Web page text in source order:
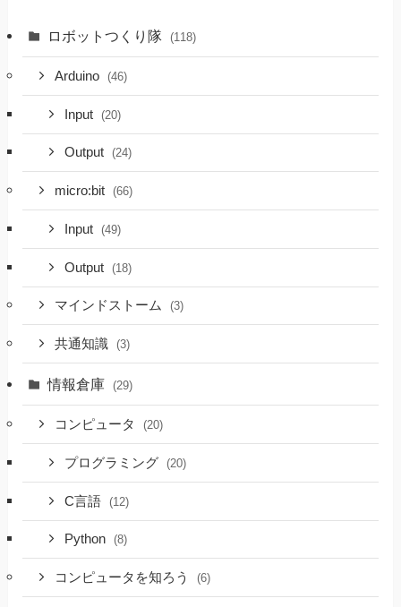
ロボットつくり隊 (118)
Arduino (46)
Input (20)
Output (24)
micro:bit (66)
Input (49)
Output (18)
マインドストーム (3)
共通知識 (3)
情報倉庫 (29)
コンピュータ (20)
プログラミング (20)
C言語 (12)
Python (8)
コンピュータを知ろう (6)